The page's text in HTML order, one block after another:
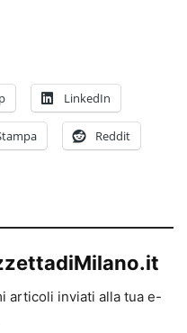
LinkedIn
Reddit
articoli inviati alla tua e-